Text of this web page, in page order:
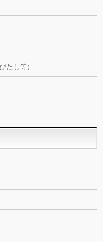
たし等）